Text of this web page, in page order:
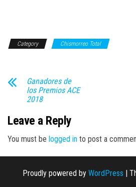
Category Chismorreo Total
Ganadores de
los Premios ACE
2018
Leave a Reply
You must be logged in to post a
Proudly powered by WordPress |